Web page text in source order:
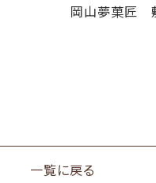
岡山夢菓匠
一覧に戻る